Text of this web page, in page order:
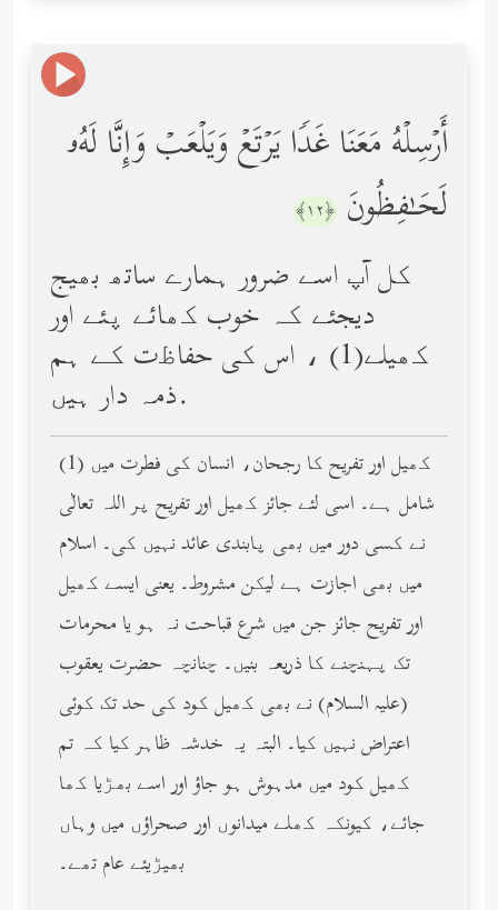
أَرۡسِلۡهُ مَعَنَا غَدࣰا یَرۡتَعۡ وَیَلۡعَبۡ وَإِنَّا لَهُۥ
لَحَـٰفِظُونَ ﴿١٢﴾
کل آپ اسے ضرور ہمارے ساتھ بھیج
دیجئے کہ خوب کھائے پئے اور
کھیلے(1) ، اس کی حفاﻇت کے ہم
ذمہ دار ہیں.
(1) کھیل اور تفریح کا رجحان، انسان کی فطرت میں
شامل ہے۔ اسی لئے جائز کھیل اور تفریح پر اللہ تعالٰی
نے کسی دور میں بھی پابندی عائد نہیں کی۔ اسلام
میں بھی اجازت ہے لیکن مشروط۔ یعنی ایسے کھیل
اور تفریح جائز جن میں شرع قباحت نہ ہو یا محرمات
تک پہنچنے کا ذریعہ بنیں۔ چنانچہ حضرت یعقوب
(عليه السلام) نے بھی کھیل کود کی حد تک کوئی
اعتراض نہیں کیا۔ البتہ یہ خدشہ ظاہر کیا کہ تم
کھیل کود میں مدہوش ہو جاؤ اور اسے بھڑیا کھا
جائے، کیونکہ کھلے میدانوں اور صحراؤں میں وہاں
بھیڑیئے عام تھے۔